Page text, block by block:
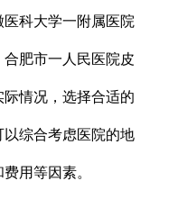
科大学一附属医院
肥市一人民医院皮
情况，选择合适的
综合考虑医院的地
用等因素。